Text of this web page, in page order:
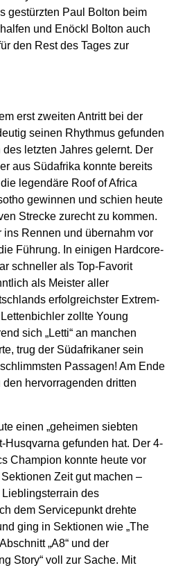
gestürzten Paul Bolton beim
und Enöckl Bolton auch
den Rest des Tages zur
erst zweiten Antritt bei der
seinen Rhythmus gefunden
letzten Jahres gelernt. Der
aus Südafrika konnte bereits
legendäre Roof of Africa
gewinnen und schien heute
Strecke zurecht zu kommen.
Rennen und übernahm vor
Führung. In einigen Hardcore-
schneller als Top-Favorit
als Meister aller
erfolgreichster Extrem-
zollte Young
sich „Letti“ an manchen
trug der Südafrikaner sein
Passagen! Am Ende
hervorragenden dritten
einen „geheimen siebten
Husqvarna gefunden hat. Der 4-
Champion konnte heute vor
Zeit gut machen –
des
dem Servicepunkt drehte
ging in Sektionen wie „The
„A8“ und der
Story“ voll zur Sache. Mit